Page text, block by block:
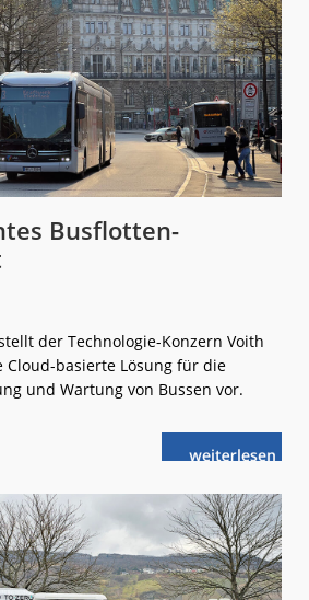
Busflotten-
der Technologie-Konzern Voith
Cloud-basierte Lösung für die
und Wartung von Bussen vor.
weiterlese
nVoith: